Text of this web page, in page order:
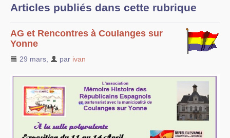
Bibliographie
Articles publiés dans cette rubrique
AG et Rencontres à Coulanges sur
Yonne
29 mars, par ivan